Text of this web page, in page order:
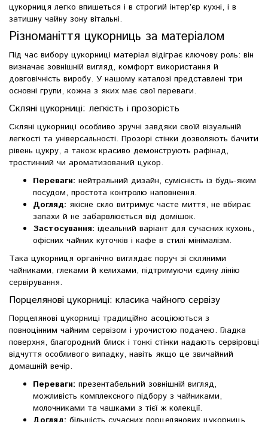
цукорниця легко впишеться і в строгий інтер’єр кухні, і в
затишну чайну зону вітальні.
Різноманіття цукорниць за матеріалом
Під час вибору цукорниці матеріал відіграє ключову роль: він
визначає зовнішній вигляд, комфорт використання й
довговічність виробу. У нашому каталозі представлені три
основні групи, кожна з яких має свої переваги.
Скляні цукорниці: легкість і прозорість
Скляні цукорниці особливо зручні завдяки своїй візуальній
легкості та універсальності. Прозорі стінки дозволяють бачити
рівень цукру, а також красиво демонструють рафінад,
тростинний чи ароматизований цукор.
Переваги: нейтральний дизайн, сумісність із будь-яким
посудом, простота контролю наповнення.
Догляд: якісне скло витримує часте миття, не вбирає
запахи й не забарвлюється від домішок.
Застосування: ідеальний варіант для сучасних кухонь,
офісних чайних куточків і кафе в стилі мінімалізм.
Така цукорниця органічно виглядає поруч зі скляними
чайниками, глеками й келихами, підтримуючи єдину лінію
сервірування.
Порцелянові цукорниці: класика чайного сервізу
Порцелянові цукорниці традиційно асоціюються з
повноцінним чайним сервізом і урочистою подачею. Гладка
поверхня, благородний блиск і тонкі стінки надають сервіровці
відчуття особливого випадку, навіть якщо це звичайний
домашній вечір.
Переваги: презентабельний зовнішній вигляд,
можливість комплексного підбору з чайниками,
молочниками та чашками з тієї ж колекції.